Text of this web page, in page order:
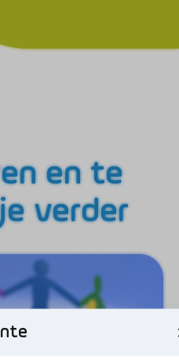
en te
verder